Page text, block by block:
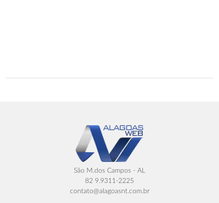
São M.dos Campos - AL
82 9.9311-2225
contato@alagoasnt.com.br